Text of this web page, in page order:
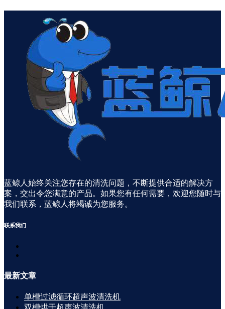
蓝鲸人始终关注您存在的清洗问题，不断提供合适的解决方
案，交出令您满意的产品。如果您有任何需要，欢迎您随时与
我们联系，蓝鲸人将竭诚为您服务。
联系我们
最新文章
单槽过滤循环超声波清洗机
双槽烘干超声波清洗机